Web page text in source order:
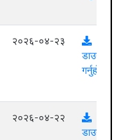
२०२६-०४-२३
डाउनलोड
गर्नुहोस्
२०२६-०४-२२
डाउनलोड